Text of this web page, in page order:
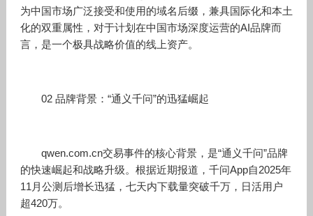
为中国市场广泛接受和使用的域名后缀，兼具国际化和本土
化的双重属性，对于计划在中国市场深度运营的AI品牌而
言，是一个极具战略价值的线上资产。
02 品牌背景：“通义千问”的迅猛崛起
qwen.com.cn交易事件的核心背景，是“通义千问”品牌
的快速崛起和战略升级。根据近期报道，千问App自2025年
11月公测后增长迅猛，七天内下载量突破千万，日活用户
超420万。